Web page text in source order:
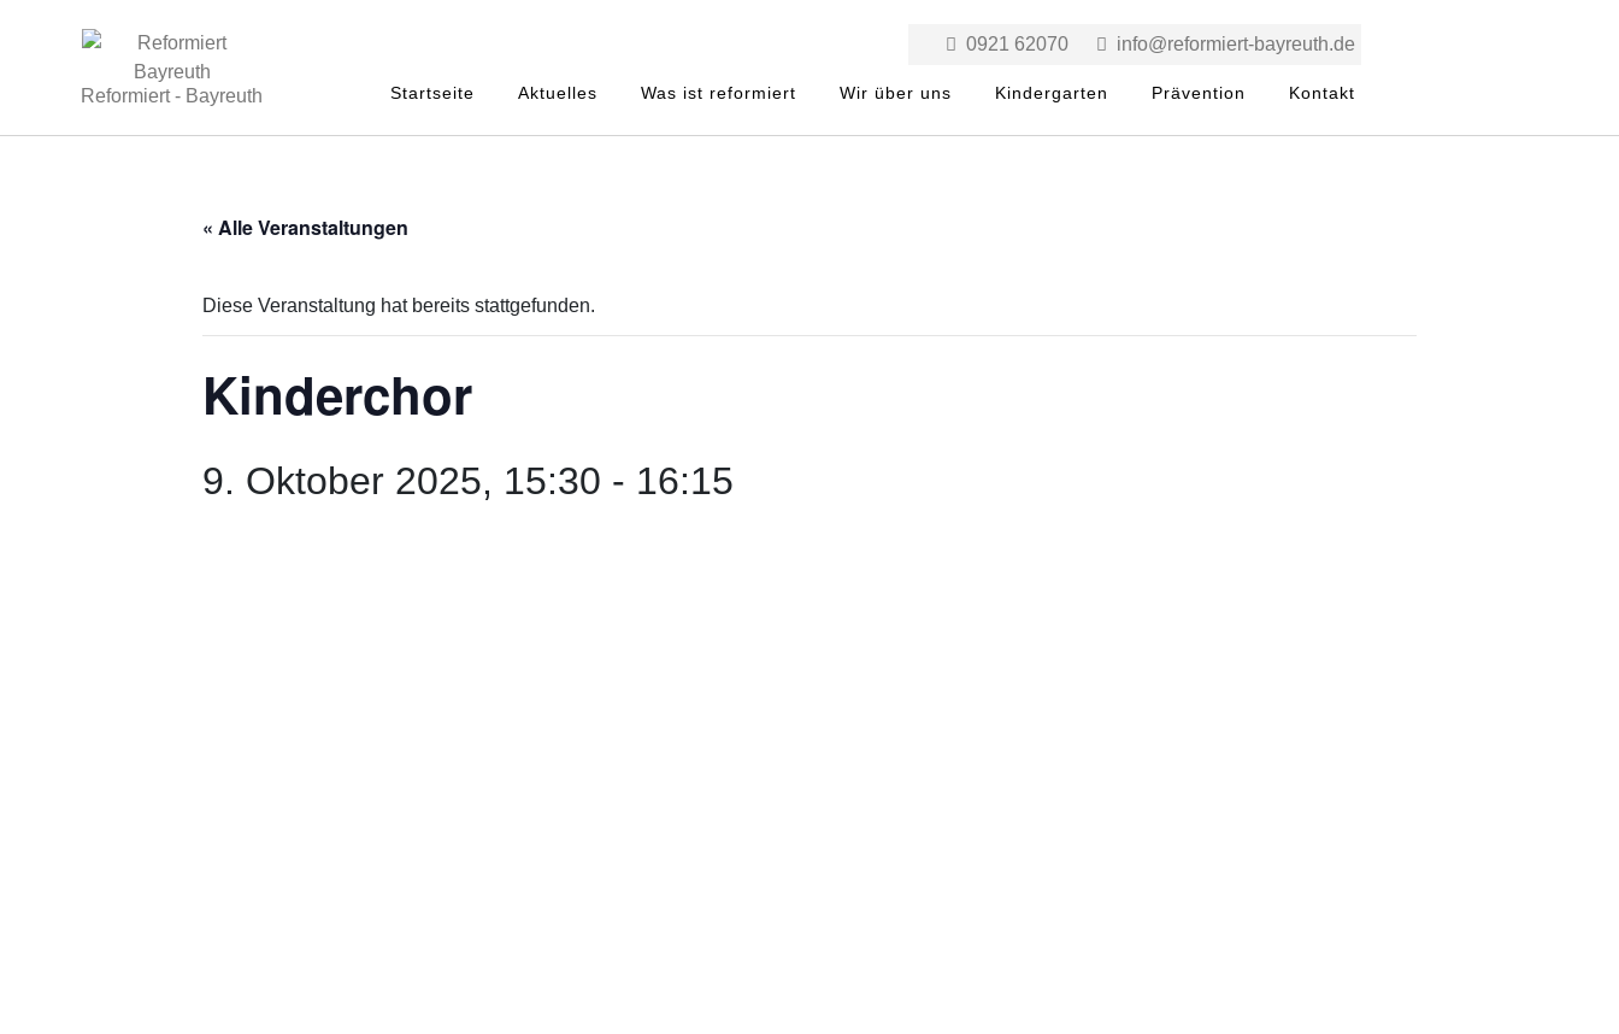
Reformiert - Bayreuth
0921 62070 info@reformiert-bayreuth.de
Startseite Aktuelles Was ist reformiert Wir über uns Kindergarten Prävention Kontakt
« Alle Veranstaltungen
Diese Veranstaltung hat bereits stattgefunden.
Kinderchor
9. Oktober 2025, 15:30 - 16:15